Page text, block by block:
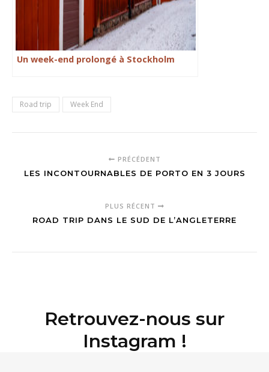
Un week-end prolongé à Stockholm
Road trip Week End
PRÉCÉDENT
LES INCONTOURNABLES DE PORTO EN 3 JOURS
PLUS RÉCENT
ROAD TRIP DANS LE SUD DE L’ANGLETERRE
Retrouvez-nous sur
Instagram !